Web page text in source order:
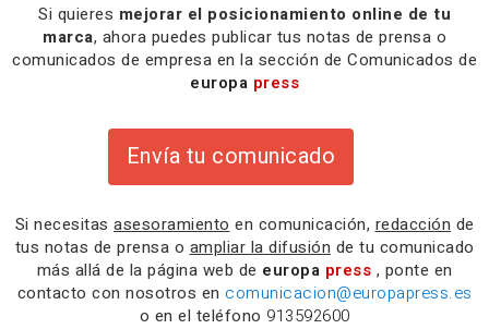
Si quieres mejorar el posicionamiento online de tu
marca, ahora puedes publicar tus notas de prensa o
comunicados de empresa en la sección de Comunicados de
europa press
Envía tu comunicado
Si necesitas asesoramiento en comunicación, redacción de
tus notas de prensa o ampliar la difusión de tu comunicado
más allá de la página web de europa press , ponte en
contacto con nosotros en comunicacion@europapress.es
o en el teléfono 913592600